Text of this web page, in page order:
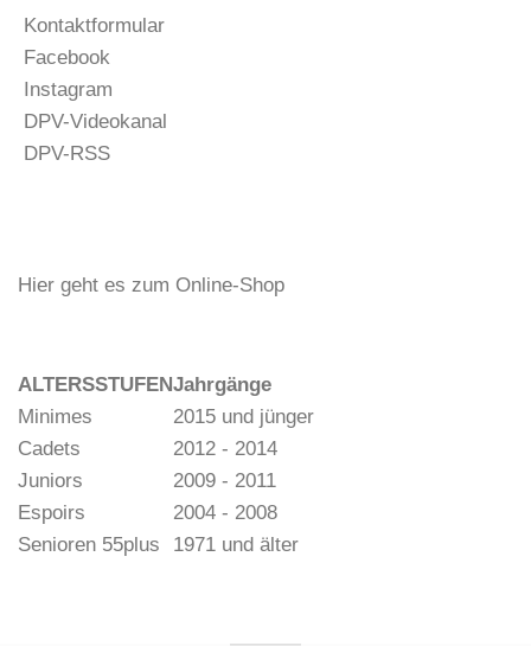
Kontaktformular
Facebook
Instagram
DPV-Videokanal
DPV-RSS
Hier geht es zum Online-Shop
ALTERSSTUFENJahrgänge
Minimes
2015 und jünger
Cadets
2012 - 2014
Juniors
2009 - 2011
Espoirs
2004 - 2008
Senioren 55plus
1971 und älter